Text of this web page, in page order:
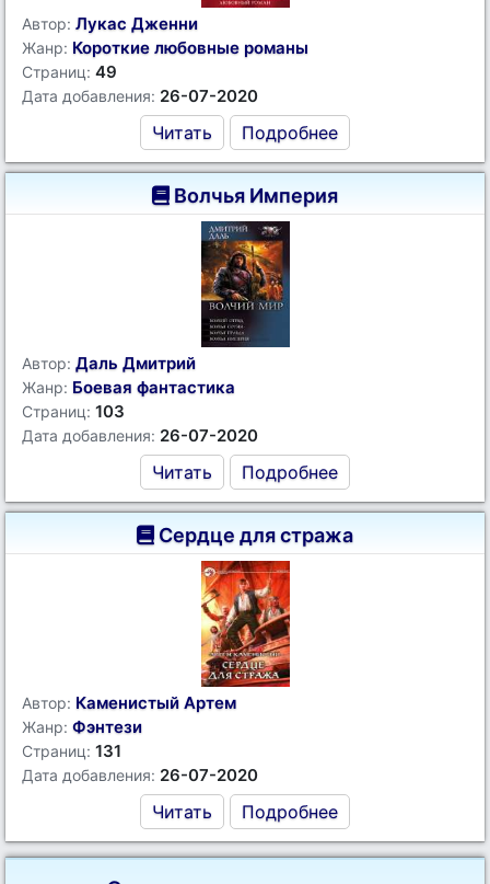
Автор: Лукас Дженни
Жанр: Короткие любовные романы
Страниц: 49
Дата добавления: 26-07-2020
Читать Подробнее
Волчья Империя
Автор: Даль Дмитрий
Жанр: Боевая фантастика
Страниц: 103
Дата добавления: 26-07-2020
Читать Подробнее
Сердце для стража
Автор: Каменистый Артем
Жанр: Фэнтези
Страниц: 131
Дата добавления: 26-07-2020
Читать Подробнее